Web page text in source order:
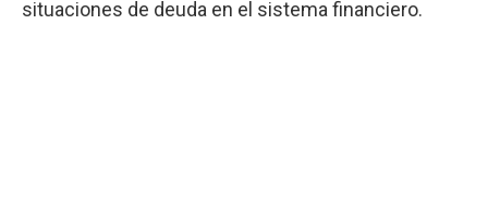
situaciones de deuda en el sistema financiero.